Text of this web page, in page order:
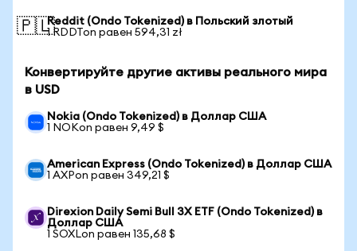
🇵🇱Reddit (Ondo Tokenized) в Польский злотый
1 RDDTon равен 594,31 zł
Конвертируйте другие активы реального мира
в USD
Nokia (Ondo Tokenized) в Доллар США
1 NOKon равен 9,49 $
American Express (Ondo Tokenized) в Доллар США
1 AXPon равен 349,21 $
Direxion Daily Semi Bull 3X ETF (Ondo Tokenized) в
Доллар США
1 SOXLon равен 135,68 $